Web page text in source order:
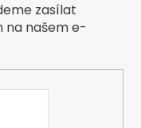
zasílat
na našem e-